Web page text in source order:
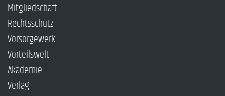
Mitgliedschaft
Rechtsschutz
Vorsorgewerk
Vorteilswelt
Akademie
Verlag